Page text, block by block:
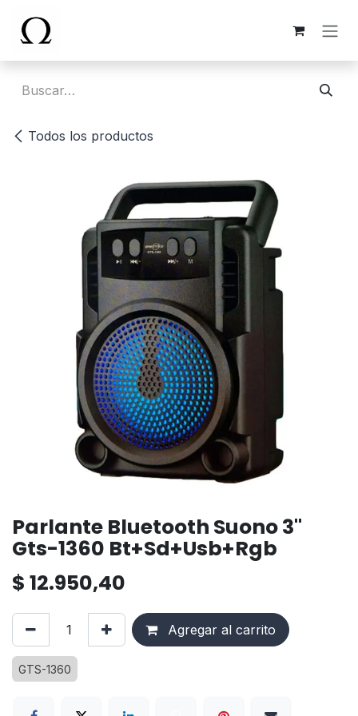
Todos los productos
Parlante Bluetooth Suono 3"
Gts-1360 Bt+Sd+Usb+Rgb
$ 12.950,40
Agregar al carrito
GTS-1360